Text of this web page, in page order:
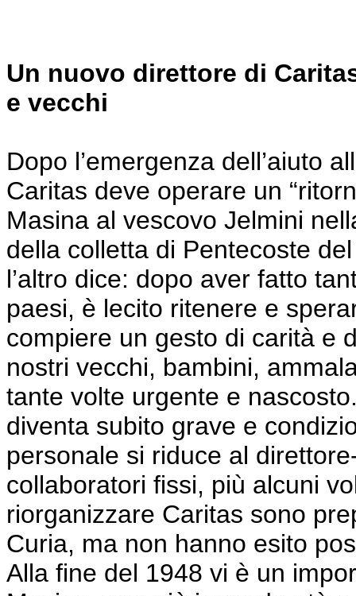
Un nuovo direttore di
e vecchi
Dopo l’emergenza dell’aiuto
Caritas deve operare un
Masina al vescovo Jelmini
della colletta di Pentecoste
l’altro dice: dopo aver fatto
paesi, è lecito ritenere e
compiere un gesto di carità e
nostri vecchi, bambini,
tante volte urgente e
diventa subito grave e
personale si riduce al
collaboratori fissi, più alcuni
riorganizzare Caritas sono
Curia, ma non hanno esito
Alla fine del 1948 vi è un